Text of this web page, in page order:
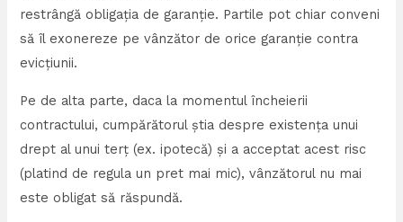
restrângă obligaţia de garanţie. Partile pot chiar conveni
să îl exonereze pe vânzător de orice garanţie contra
evicţiunii.
Pe de alta parte, daca la momentul încheierii
contractului, cumpărătorul știa despre existența unui
drept al unui terț (ex. ipotecă) și a acceptat acest risc
(platind de regula un pret mai mic), vânzătorul nu mai
este obligat să răspundă.